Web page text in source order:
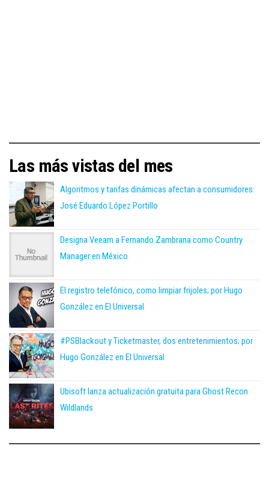
Las más vistas del mes
Algoritmos y tarifas dinámicas afectan a consumidores:
José Eduardo López Portillo
Designa Veeam a Fernando Zambrana como Country
Manager en México
El registro telefónico, como limpiar frijoles; por Hugo
González en El Universal
#PSBlackout y Ticketmaster, dos entretenimientos; por
Hugo González en El Universal
Ubisoft lanza actualización gratuita para Ghost Recon
Wildlands